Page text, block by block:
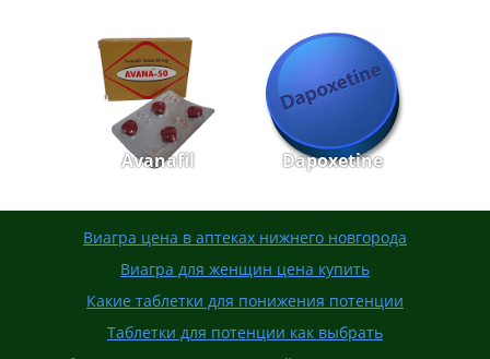
Avanafil Dapoxetine
Виагра цена в аптеках нижнего новгорода
Виагра для женщин цена купить
Какие таблетки для понижения потенции
Таблетки для потенции как выбрать